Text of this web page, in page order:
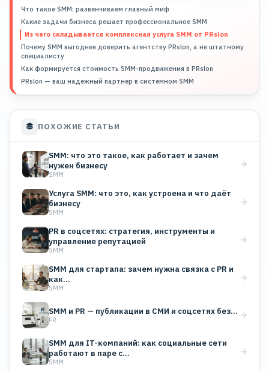
Что такое SMM: развенчиваем главный миф
Какие задачи бизнеса решает профессиональное SMM
Из чего складывается комплексная услуга SMM от PRslon
Почему SMM выгоднее доверить агентству PRslon, а не штатному
специалисту
Как формируется стоимость SMM-продвижения в PRslon
PRslon — ваш надежный партнер в системном SMM
ПОХОЖИЕ СТАТЬИ
SMM: что это такое, как работает и зачем
нужен бизнесу
SMM
Услуга SMM: что это, как устроена и что даёт
бизнесу
SMM
PR в соцсетях: стратегия, инструменты и
управление репутацией
SMM
SMM для стартапа: зачем нужна связка с PR и
как…
SMM
SMM и PR — публикации в СМИ и соцсетях без…
PR
SMM для IT-компаний: как социальные сети
работают в паре с…
SMM